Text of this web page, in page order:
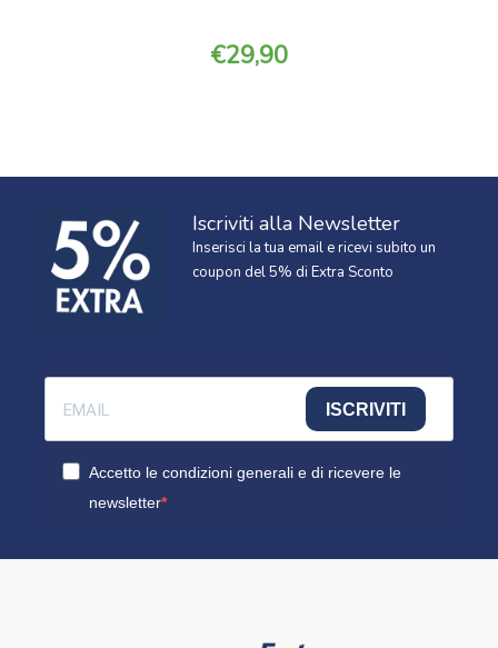
29,90
Iscriviti alla Newsletter
Inserisci la tua email e ricevi subito un
coupon del 5% di Extra Sconto
ISCRIVITI
Accetto le condizioni generali e di ricevere le
newsletter